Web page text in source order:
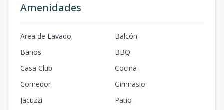
Amenidades
Area de Lavado
Balcón
Baños
BBQ
Casa Club
Cocina
Comedor
Gimnasio
Jacuzzi
Patio